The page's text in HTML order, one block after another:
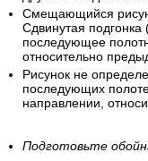
При наклеивании не
узора и клеятся без
Рисунок прямой
другом на
Смещающийся
последующее
относительно